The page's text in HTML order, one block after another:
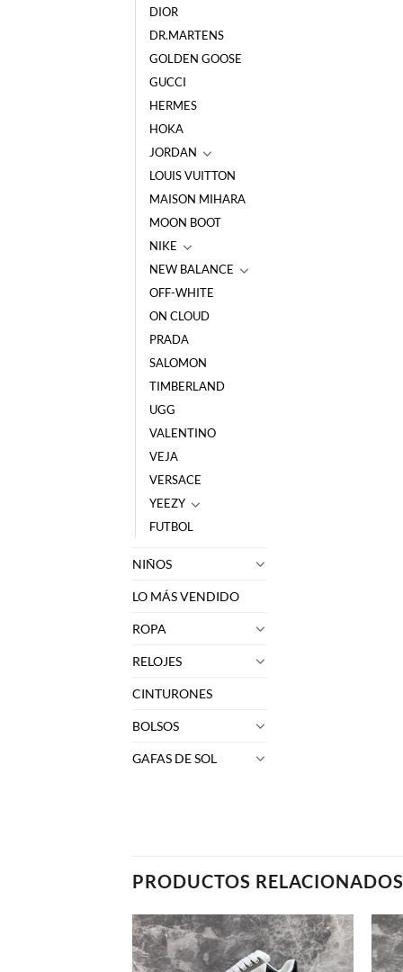
DIOR
DR.MARTENS
GOLDEN GOOSE
GUCCI
HERMES
HOKA
JORDAN
LOUIS VUITTON
MAISON MIHARA
MOON BOOT
NIKE
NEW BALANCE
OFF-WHITE
ON CLOUD
PRADA
SALOMON
TIMBERLAND
UGG
VALENTINO
VEJA
VERSACE
YEEZY
FUTBOL
NIÑOS
LO MÁS VENDIDO
ROPA
RELOJES
CINTURONES
BOLSOS
GAFAS DE SOL
PRODUCTOS RELACIONADOS